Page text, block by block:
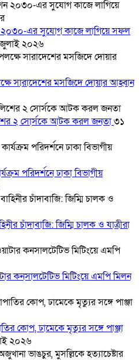
২০৩০-এর সুযোগ কাজে লাগিয়ে সফল
২০২৬
সারাদেশের মসজিদে দোয়ার আহ্বান
২ সোর্সকে আটক করল জনতা৩১
পরিদর্শনে ঢাকা বিভাগীয়
চাঁদাবাজি: জিম্মি চালক ও যাত্রীরা
কনসালটেটিভ মিটিংয়ে এমপি মিলন
কোপ, ঢামেকে মৃত্যুর সঙ্গে পাঞ্জা
২০২৬